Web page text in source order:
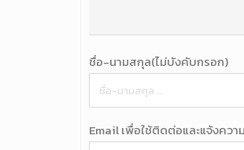
ชื่อ-นามสกุล(ไม่บังคับกรอก)
Email เพื่อใช้ติดต่อและแจ้งคว